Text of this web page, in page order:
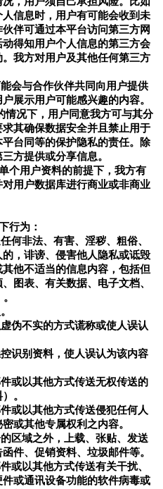
信息时，用户有可能会收到未
伴可通过本平台访问第三方网
得知用户个人信息的第三方会
我方对用户及其他任何第三方
会与合作伙伴共同向用户提供
展示用户可能感兴趣的内容。
情况下，用户同意我方可与其分
其确保数据安全并且禁止用于
台同等的保护隐私的责任。除
方提供或分享信息。
个用户资料的前提下，我方有
用户数据库进行商业或非商业
行为：
何非法、有害、淫秽、粗俗、
，诽谤、侵害他人隐私或诋毁
他不适当的信息内容，包括但
图表、有关数据、电子文档、
伪不实的方式谎称或使人误认
识别资料，使人误认为该内容
或以其他方式传送无权传送的
。
或以其他方式传送侵犯任何人
或其他专属权利之内容。
区域之外，上载、张贴、发送
件、促销资料、垃圾邮件等。
或以其他方式传送有关干扰、
或通讯设备功能的软件病毒或